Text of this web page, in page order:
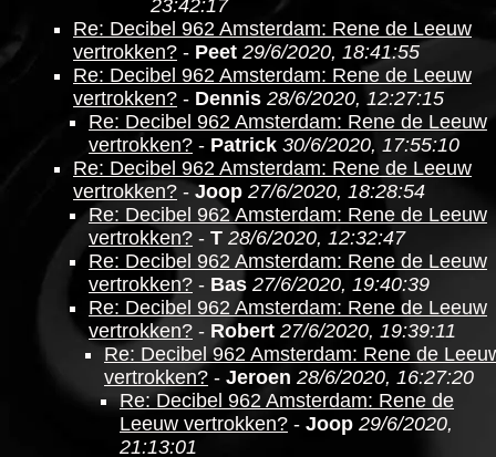
23:42:17
Re: Decibel 962 Amsterdam: Rene de Leeuw
vertrokken? - Peet 29/6/2020, 18:41:55
Re: Decibel 962 Amsterdam: Rene de Leeuw
vertrokken? - Dennis 28/6/2020, 12:27:15
Re: Decibel 962 Amsterdam: Rene de Leeuw
vertrokken? - Patrick 30/6/2020, 17:55:10
Re: Decibel 962 Amsterdam: Rene de Leeuw
vertrokken? - Joop 27/6/2020, 18:28:54
Re: Decibel 962 Amsterdam: Rene de Leeuw
vertrokken? - T 28/6/2020, 12:32:47
Re: Decibel 962 Amsterdam: Rene de Leeuw
vertrokken? - Bas 27/6/2020, 19:40:39
Re: Decibel 962 Amsterdam: Rene de Leeuw
vertrokken? - Robert 27/6/2020, 19:39:11
Re: Decibel 962 Amsterdam: Rene de
vertrokken? - Jeroen 28/6/2020, 16:27:20
Re: Decibel 962 Amsterdam: Rene de
Leeuw vertrokken? - Joop 29/6/2020,
21:13:01